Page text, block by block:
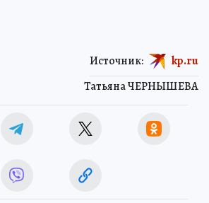
Татьяна ЧЕРНЫШЕВА
Источник: kp.ru